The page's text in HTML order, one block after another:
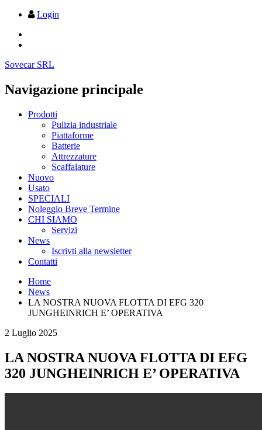
Login
Sovecar SRL
Navigazione principale
Prodotti
Pulizia industriale
Piattaforme
Batterie
Attrezzature
Scaffalature
Nuovo
Usato
SPECIALI
Noleggio Breve Termine
CHI SIAMO
Servizi
News
Iscrivti alla newsletter
Contatti
Home
News
LA NOSTRA NUOVA FLOTTA DI EFG 320
JUNGHEINRICH E’ OPERATIVA
2 Luglio 2025
LA NOSTRA NUOVA FLOTTA DI EFG
320 JUNGHEINRICH E’ OPERATIVA